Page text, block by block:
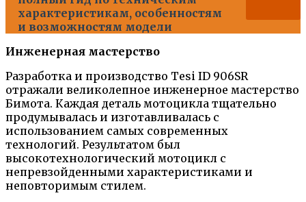
характеристикам, особенностям
и возможностям модели
Инженерная мастерство
Разработка и производство Tesi ID 906SR
отражали великолепное инженерное мастерство
Бимота. Каждая деталь мотоцикла тщательно
продумывалась и изготавливалась с
использованием самых современных
технологий. Результатом был
высокотехнологический мотоцикл с
непревзойденными характеристиками и
неповторимым стилем.